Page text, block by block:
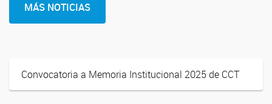
MÁS NOTICIAS
Convocatoria a Memoria Institucional 2025 de CCT